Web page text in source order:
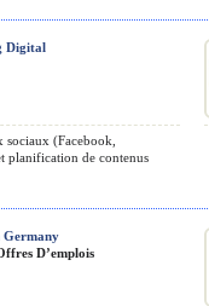
Digital
sociaux (Facebook,
planification de contenus
Germany
D’emplois